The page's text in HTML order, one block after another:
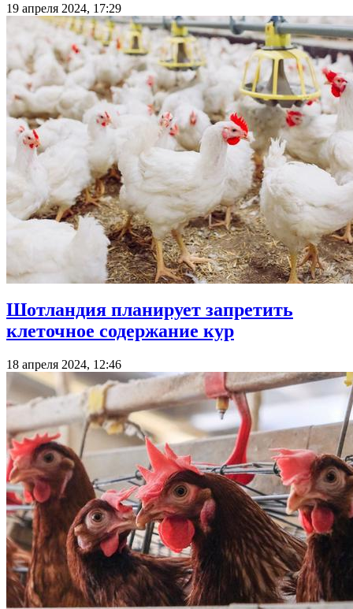
19 апреля 2024, 17:29
Шотландия планирует запретить
клеточное содержание кур
18 апреля 2024, 12:46